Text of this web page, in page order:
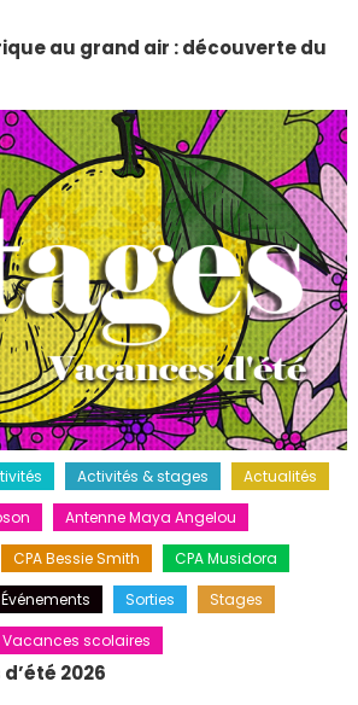
au grand air : découverte du
Activités & stages
Actualités
Antenne Maya Angelou
CPA Bessie Smith
CPA Musidora
Événements Sorties
Stages
Vacances scolaires
2026